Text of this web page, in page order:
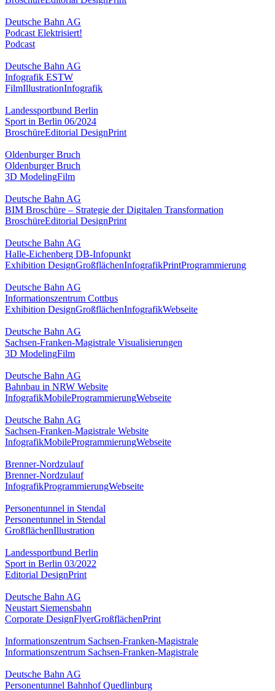
Deutsche Bahn AG
Podcast Elektrisiert!
Podcast
Deutsche Bahn AG
Infografik ESTW
FilmIllustrationInfografik
Landessportbund Berlin
Sport in Berlin 06/2024
BroschüreEditorial DesignPrint
Oldenburger Bruch
Oldenburger Bruch
3D ModelingFilm
Deutsche Bahn AG
BIM Broschüre – Strategie der Digitalen Transformation
BroschüreEditorial DesignPrint
Deutsche Bahn AG
Halle-Eichenberg DB-Infopunkt
Exhibition DesignGroßflächenInfografikPrintProgrammierung
Deutsche Bahn AG
Informationszentrum Cottbus
Exhibition DesignGroßflächenInfografikWebseite
Deutsche Bahn AG
Sachsen-Franken-Magistrale Visualisierungen
3D ModelingFilm
Deutsche Bahn AG
Bahnbau in NRW Website
InfografikMobileProgrammierungWebseite
Deutsche Bahn AG
Sachsen-Franken-Magistrale Website
InfografikMobileProgrammierungWebseite
Brenner-Nordzulauf
Brenner-Nordzulauf
InfografikProgrammierungWebseite
Personentunnel in Stendal
Personentunnel in Stendal
GroßflächenIllustration
Landessportbund Berlin
Sport in Berlin 03/2022
Editorial DesignPrint
Deutsche Bahn AG
Neustart Siemensbahn
Corporate DesignFlyerGroßflächenPrint
Informationszentrum Sachsen-Franken-Magistrale
Informationszentrum Sachsen-Franken-Magistrale
Deutsche Bahn AG
Personentunnel Bahnhof Quedlinburg